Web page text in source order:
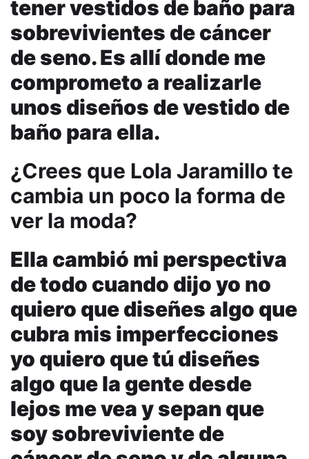
tener vestidos de baño para
sobrevivientes de cáncer
de seno. Es allí donde me
comprometo a realizarle
unos diseños de vestido de
baño para ella.
¿Crees que Lola Jaramillo te
cambia un poco la forma de
ver la moda?
Ella cambió mi perspectiva
de todo cuando dijo yo no
quiero que diseñes algo que
cubra mis imperfecciones
yo quiero que tú diseñes
algo que la gente desde
lejos me vea y sepan que
soy sobreviviente de